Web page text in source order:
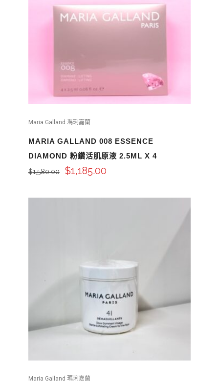
Maria Galland 瑪琍嘉蘭
MARIA GALLAND 008 ESSENCE
DIAMOND 粉鑽活肌原液 2.5ML X 4
$1,580.00 $1,185.00
Maria Galland 瑪琍嘉蘭